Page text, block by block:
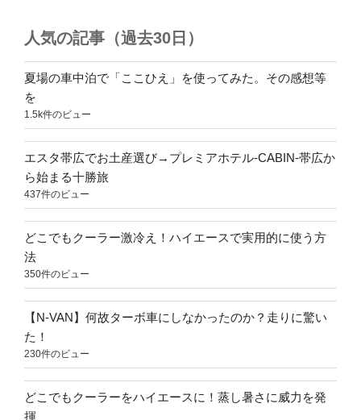
人気の記事（過去30日）
夏場の車中泊で「ここひえ」を使ってみた。その感想等
を
1.5k件のビュー
エスタ帯広でお土産選び→プレミアホテル-CABIN-帯広か
ら始まる十勝旅
437件のビュー
どこでもクーラー激冷え！ハイエースで実用的に使う方
法
350件のビュー
【N-VAN】何故ターボ車にしなかったのか？走りに驚い
た！
230件のビュー
どこでもクーラーをハイエースに！蒸し暑さに威力を発
揮